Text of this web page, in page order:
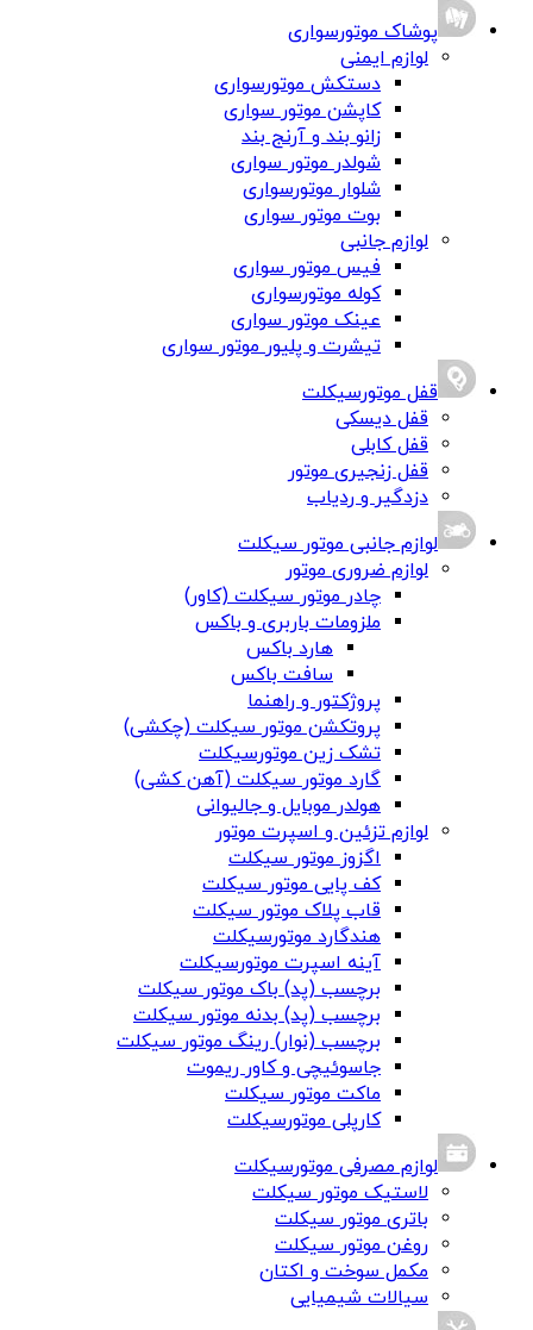
پوشاک موتورسواری
لوازم ایمنی
دستکش موتورسواری
کاپشن موتور سواری
زانو بند و آرنج بند
شولدر موتور سواری
شلوار موتورسواری
بوت موتور سواری
لوازم جانبی
فیس موتور سواری
کوله موتورسواری
عینک موتور سواری
تیشرت و پلیور موتور سواری
قفل موتورسیکلت
قفل دیسکی
قفل کابلی
قفل زنجیری موتور
دزدگیر و ردیاب
لوازم جانبی موتور سیکلت
لوازم ضروری موتور
چادر موتور سیکلت (کاور)
ملزومات باربری و باکس
هارد باکس
سافت باکس
پروژکتور و راهنما
پروتکشن موتور سیکلت (چکشی)
تشک زین موتورسیکلت
گارد موتور سیکلت (آهن کشی)
هولدر موبایل و جالیوانی
لوازم تزئین و اسپرت موتور
اگزوز موتور سیکلت
کف پایی موتور سیکلت
قاب پلاک موتور سیکلت
هندگارد موتورسیکلت
آینه اسپرت موتورسیکلت
برچسب (پد) باک موتور سیکلت
برچسب (پد) بدنه موتور سیکلت
برچسب (نوار) رینگ موتور سیکلت
جاسوئیچی و کاور ریموت
ماکت موتور سیکلت
کارپلی موتورسیکلت
لوازم مصرفی موتورسیکلت
لاستیک موتور سیکلت
باتری موتور سیکلت
روغن موتور سیکلت
مکمل سوخت و اکتان
سیالات شیمیایی